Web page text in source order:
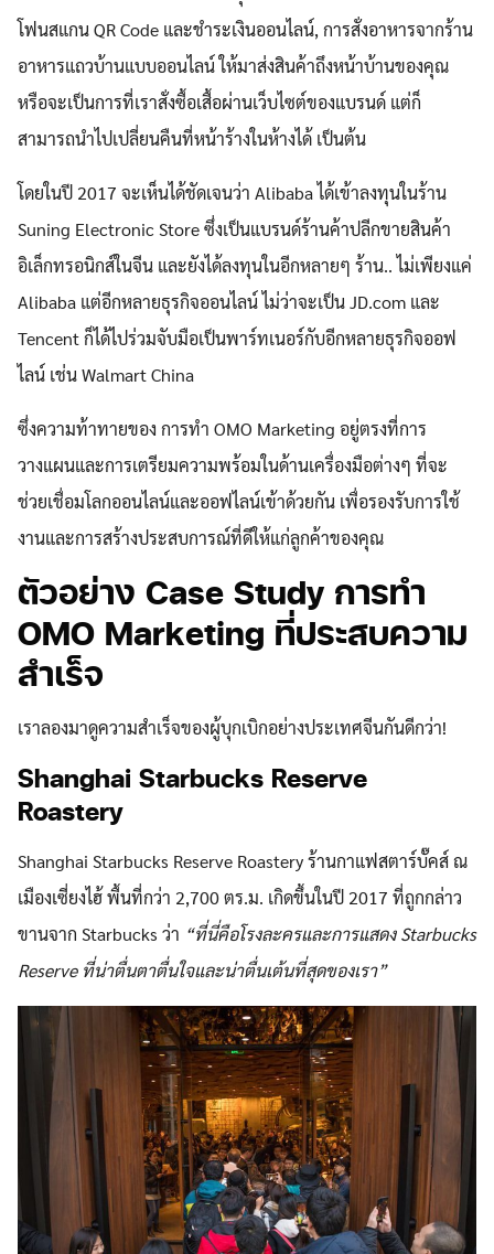
โฟนสแกน QR Code และชำระเงินออนไลน์, การสั่งอาหารจากร้าน
อาหารแถวบ้านแบบออนไลน์ ให้มาส่งสินค้าถึงหน้าบ้านของคุณ
หรือจะเป็นการที่เราสั่งซื้อเสื้อผ่านเว็บไซต์ของแบรนด์ แต่ก็
สามารถนำไปเปลี่ยนคืนที่หน้าร้างในห้างได้ เป็นต้น
โดยในปี 2017 จะเห็นได้ชัดเจนว่า Alibaba ได้เข้าลงทุนในร้าน
Suning Electronic Store ซึ่งเป็นแบรนด์ร้านค้าปลีกขายสินค้า
อิเล็กทรอนิกส์ในจีน และยังได้ลงทุนในอีกหลายๆ ร้าน.. ไม่เพียงแค่
Alibaba แต่อีกหลายธุรกิจออนไลน์ ไม่ว่าจะเป็น JD.com และ
Tencent ก็ได้ไปร่วมจับมือเป็นพาร์ทเนอร์กับอีกหลายธุรกิจออฟ
ไลน์ เช่น Walmart China
ซึ่งความท้าทายของ การทำ OMO Marketing อยู่ตรงที่การ
วางแผนและการเตรียมความพร้อมในด้านเครื่องมือต่างๆ ที่จะ
ช่วยเชื่อมโลกออนไลน์และออฟไลน์เข้าด้วยกัน เพื่อรองรับการใช้
งานและการสร้างประสบการณ์ที่ดีให้แก่ลูกค้าของคุณ
ตัวอย่าง Case Study การทำ
OMO Marketing ที่ประสบความ
สำเร็จ
เราลองมาดูความสำเร็จของผู้บุกเบิกอย่างประเทศจีนกันดีกว่า!
Shanghai Starbucks Reserve
Roastery
Shanghai Starbucks Reserve Roastery ร้านกาแฟสตาร์บั๊คส์ ณ
เมืองเซี่ยงไฮ้ พื้นที่กว่า 2,700 ตร.ม. เกิดขึ้นในปี 2017 ที่ถูกกล่าว
ขานจาก Starbucks ว่า “ที่นี่คือโรงละครและการแสดง Starbucks
Reserve ที่น่าตื่นตาตื่นใจและน่าตื่นเต้นที่สุดของเรา”